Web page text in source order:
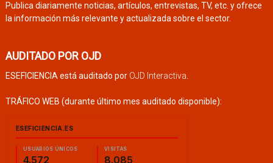
Publica diariamente noticias, artículos, entrevistas, TV, etc. y ofrece
la información más relevante y actualizada sobre el sector.
AUDITADO POR OJD
ESEFICIENCIA está auditado por OJD Interactiva.
TRÁFICO WEB (durante último mes auditado disponible):